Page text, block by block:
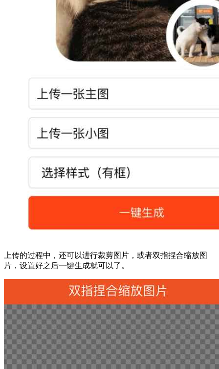
上传的过程中，还可以进行裁剪图片，或者双指捏合缩放图
片，设置好之后一键生成就可以了。